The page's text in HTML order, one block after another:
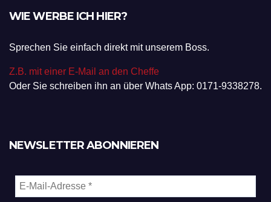
WIE WERBE ICH HIER?
Sprechen Sie einfach direkt mit unserem Boss.
Z.B. mit einer E-Mail an den Cheffe
Oder Sie schreiben ihn an über Whats App: 0171-9338278.
NEWSLETTER ABONNIEREN